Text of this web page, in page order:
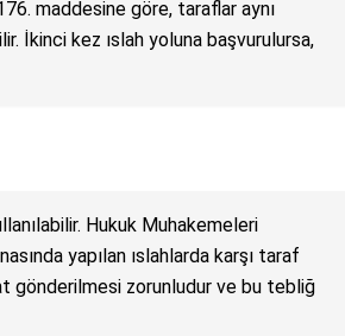
maddesine göre, taraflar aynı
İkinci kez ıslah yoluna başvurulursa,
Hukuk Muhakemeleri
yapılan ıslahlarda karşı taraf
gönderilmesi zorunludur ve bu tebliğ